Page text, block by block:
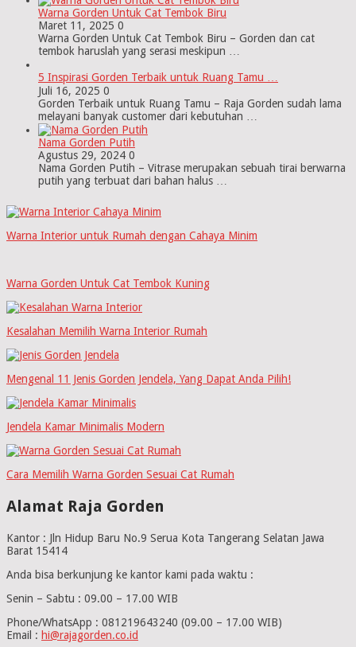
Warna Gorden Untuk Cat Tembok Biru
Maret 11, 2025 0
Warna Gorden Untuk Cat Tembok Biru – Gorden dan cat
tembok haruslah yang serasi meskipun …
5 Inspirasi Gorden Terbaik untuk Ruang Tamu …
Juli 16, 2025 0
Gorden Terbaik untuk Ruang Tamu – Raja Gorden sudah lama
melayani banyak customer dari kebutuhan …
Nama Gorden Putih
Agustus 29, 2024 0
Nama Gorden Putih – Vitrase merupakan sebuah tirai berwarna
putih yang terbuat dari bahan halus …
Warna Interior untuk Rumah dengan Cahaya Minim
Warna Gorden Untuk Cat Tembok Kuning
Kesalahan Memilih Warna Interior Rumah
Mengenal 11 Jenis Gorden Jendela, Yang Dapat Anda Pilih!
Jendela Kamar Minimalis Modern
Cara Memilih Warna Gorden Sesuai Cat Rumah
Alamat Raja Gorden
Kantor : Jln Hidup Baru No.9 Serua Kota Tangerang Selatan Jawa
Barat 15414
Anda bisa berkunjung ke kantor kami pada waktu :
Senin – Sabtu : 09.00 – 17.00 WIB
Phone/WhatsApp : 081219643240 (09.00 – 17.00 WIB)
Email : hi@rajagorden.co.id